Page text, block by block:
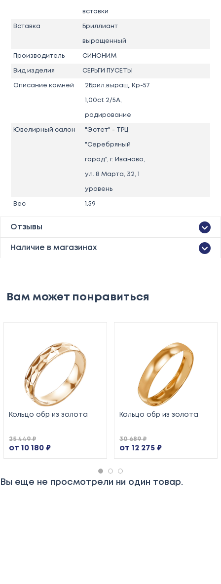
вставки
Вставка Бриллиант
выращенный
Производитель СИНОНИМ
Вид изделия СЕРЬГИ ПУСЕТЫ
Описание камней 2Брил.выращ. Кр-57
1,00ct 2/5А,
родирование
Ювелирный салон "Эстет" - ТРЦ
"Серебряный
город", г. Иваново,
ул. 8 Марта, 32, 1
уровень
Вес 1.59
Отзывы
Наличие в магазинах
Вам может понравиться
Кольцо обр из золота
от 10 180 ₽
25 449 ₽
Кольцо обр из золота
от 12 275 ₽
30 689 ₽
Вы еще не просмотрели ни один товар.